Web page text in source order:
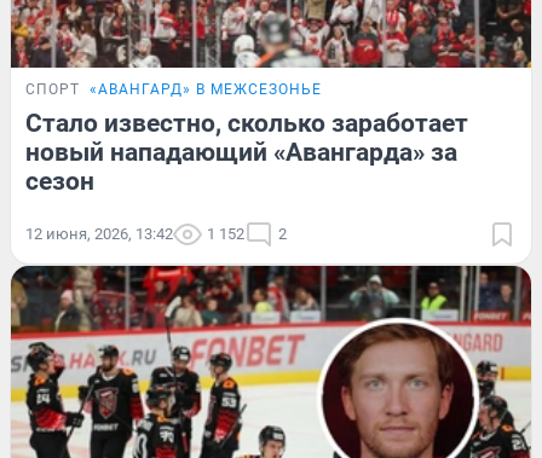
СПОРТ «АВАНГАРД» В МЕЖСЕЗОНЬЕ
Стало известно, сколько заработает
новый нападающий «Авангарда» за
сезон
12 июня, 2026, 13:42 1 152 2